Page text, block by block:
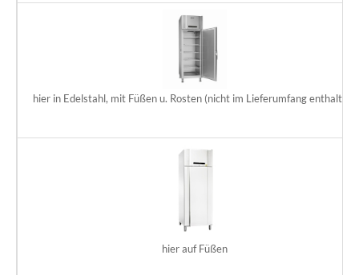
hier in Edelstahl, mit Füßen u. Rosten (nicht im Lieferumfang enthalten)
hier auf Füßen